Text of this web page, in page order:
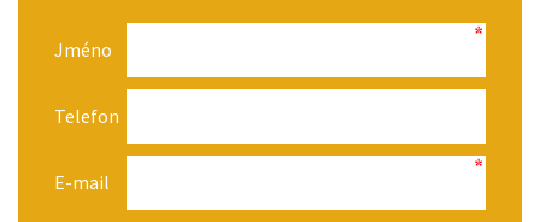
Jméno
Telefon
E-mail